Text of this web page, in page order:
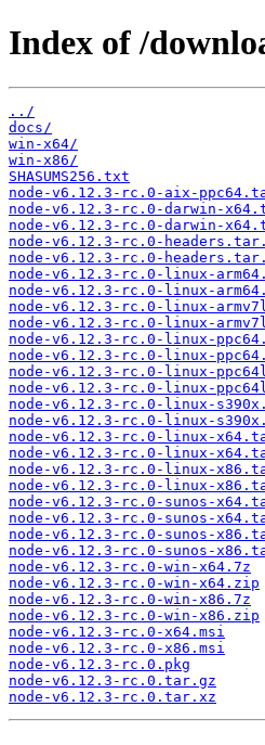
Index of /
../
docs/
win-x64/
win-x86/
SHASUMS256.txt
node-v6.12.3-rc.0-aix-
node-v6.12.3-rc.0-darwin-
node-v6.12.3-rc.0-darwin-
node-v6.12.3-rc.0-
node-v6.12.3-rc.0-
node-v6.12.3-rc.0-linux-
node-v6.12.3-rc.0-linux-
node-v6.12.3-rc.0-linux-
node-v6.12.3-rc.0-linux-
node-v6.12.3-rc.0-linux-
node-v6.12.3-rc.0-linux-
node-v6.12.3-rc.0-linux-
node-v6.12.3-rc.0-linux-
node-v6.12.3-rc.0-linux-
node-v6.12.3-rc.0-linux-
node-v6.12.3-rc.0-linux-
node-v6.12.3-rc.0-linux-
node-v6.12.3-rc.0-linux-
node-v6.12.3-rc.0-linux-
node-v6.12.3-rc.0-sunos-
node-v6.12.3-rc.0-sunos-
node-v6.12.3-rc.0-sunos-
node-v6.12.3-rc.0-sunos-
node-v6.12.3-rc.0-win-x64.7z
node-v6.12.3-rc.0-win-x64.zip
node-v6.12.3-rc.0-win-x86.7z
node-v6.12.3-rc.0-win-x86.zip
node-v6.12.3-rc.0-x64.msi
node-v6.12.3-rc.0-x86.msi
node-v6.12.3-rc.0.pkg
node-v6.12.3-rc.0.tar.gz
node-v6.12.3-rc.0.tar.xz